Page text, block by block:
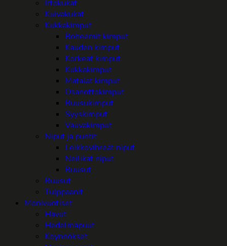
Irtokukat
Kuivakukat
Kukkakimput
Boheemit kimput
Kauden kimput
Korkeat kimput
Kukkakimput
Matalat kimput
Osanottokimput
Ruusukimput
Syyskimput
Vauvakimput
Niput ja puntit
Leikkovihreät niput
Neilikat niput
Ruusut
Ruusut
Tulppaanit
Monivuotiset
Havut
Hedelmäpuut
Köynnökset